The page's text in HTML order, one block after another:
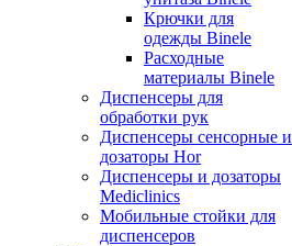
Крючки для
одежды Binele
Расходные
материалы Binele
Диспенсеры для
обработки рук
Диспенсеры сенсорные и
дозаторы Hor
Диспенсеры и дозаторы
Mediclinics
Мобильные стойки для
диспенсеров